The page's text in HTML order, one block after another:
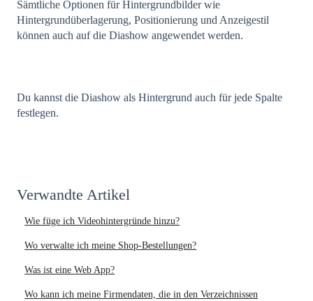
Sämtliche Optionen für Hintergrundbilder wie
Hintergrundüberlagerung, Positionierung und Anzeigestil
können auch auf die Diashow angewendet werden.
Du kannst die Diashow als Hintergrund auch für jede Spalte
festlegen.
Verwandte Artikel
Wie füge ich Videohintergründe hinzu?
Wo verwalte ich meine Shop-Bestellungen?
Was ist eine Web App?
Wo kann ich meine Firmendaten, die in den Verzeichnissen